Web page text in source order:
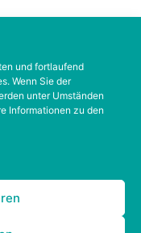
und fortlaufend
Wenn Sie der
unter Umständen
Informationen zu den